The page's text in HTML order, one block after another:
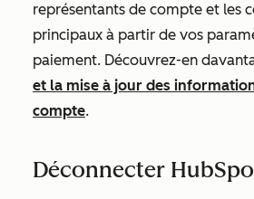
représentants de compte et les
principaux à partir de vos
paiement. Découvrez-en
et la mise à jour des
compte.
Déconnecter